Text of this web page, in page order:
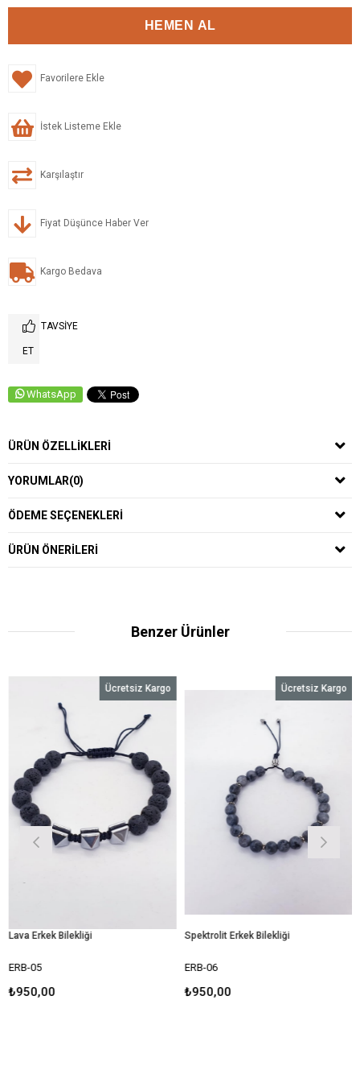
Favorilere Ekle
İstek Listeme Ekle
Karşılaştır
Fiyat Düşünce Haber Ver
Kargo Bedava
TAVSIYE
ET
WhatsApp
ÜRÜN ÖZELLIKLERI
YORUMLAR(0)
ÖDEME SEÇENEKLERI
ÜRÜN ÖNERILERI
Benzer Ürünler
Erkek Bilekliği
05
Ücretsiz Kargo
Spektrolit Erkek Bilekliği
ERB-06
₺950,00
Ücretsiz Kargo